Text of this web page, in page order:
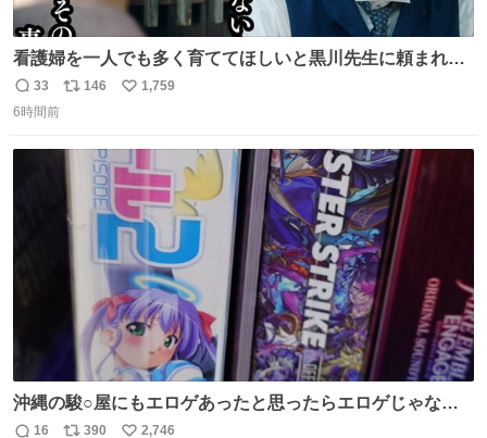
看護婦を一人でも多く育ててほしいと黒川先生に頼まれ、
１年間だけ黒川病院で働くことにしたりん。 直美はその１
年間で恵風看護婦会を立て直すと話しました。 👇このシー
る 見上愛 上坂樹里 平埜生成
返
信
33
リ
数
146
い
数
1,759
6時間前
沖縄の駿○屋にもエロゲあったと思ったらエロゲじゃなか
った
16 390 2,746